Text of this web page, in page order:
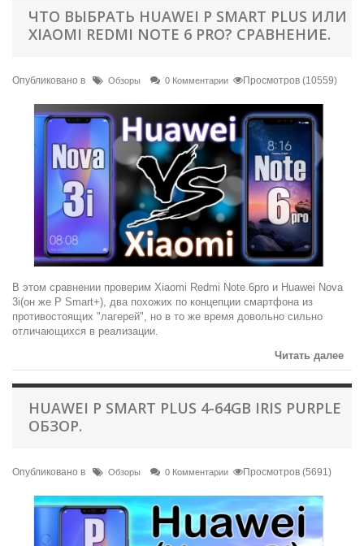
ЧТО ВЫБРАТЬ HUAWEI P SMART PLUS ИЛИ
XIAOMI REDMI NOTE 6 PRO? СРАВНЕНИЕ.
Опубликовано в Обзоры 0 Комментарии Просмотров (10559)
В этом сравнении проверим Xiaomi Redmi Note 6pro и Huawei Nova
3i(он же P Smart+), два похожих по концепции смартфона из
противостоящих "лагерей", но в то же время довольно сильно
отличающихся в реализации.
Читать далее
HUAWEI P SMART PLUS 4-64GB IRIS PURPLE
ОБЗОР.
Опубликовано в Обзоры 0 Комментарии Просмотров (5691)